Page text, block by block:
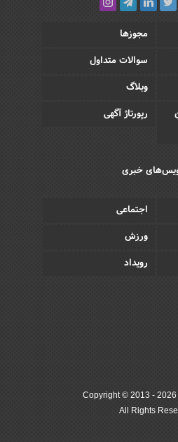
مجوزها
سوالات متداول
وبلاگ
رپورتاژ آگهی
خبری
اجتماعی
ورزش
رویداد
Copyright © 2013 - 2026
All Rights